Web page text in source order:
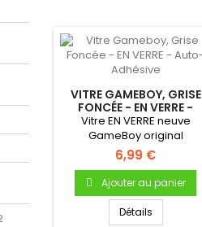
VITRE GAMEBOY, GRISE
FONCÉE - EN VERRE -
AUTO-ADHÉSIVE
Vitre EN VERRE neuve
GameBoy original
(Gameboy Fat) -
Autocollante -...
6,99 €
Ajouter au panier
Détails